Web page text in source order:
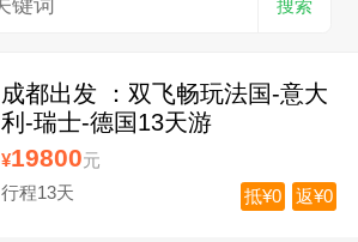
搜索
成都出发 ：双飞畅玩法国-意大
利-瑞士-德国13天游
¥19800元
行程13天
返¥0
抵¥0